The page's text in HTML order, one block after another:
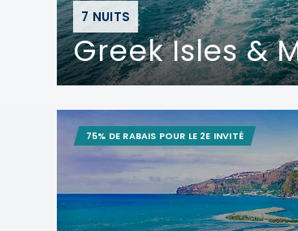
7 NUITS
Greek Isles &
75% DE RABAIS POUR LE 2E INVITÉ